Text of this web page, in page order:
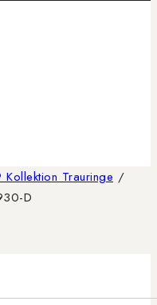
Kollektion Trauringe /
D